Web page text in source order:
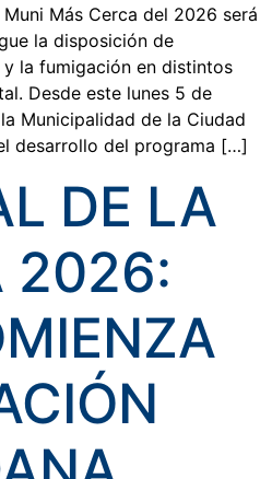
Más Cerca del 2026 será
la disposición de
la fumigación en distintos
Desde este lunes 5 de
Municipalidad de la Ciudad
desarrollo del programa […]
DE LA
2026: